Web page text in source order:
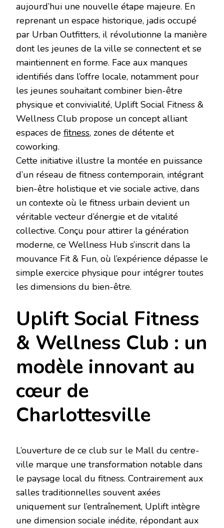
CENTRE-
VILLE
aujourd’hui une nouvelle étape majeure. En
reprenant un espace historique, jadis occupé
par Urban Outfitters, il révolutionne la manière
dont les jeunes de la ville se connectent et se
maintiennent en forme. Face aux manques
identifiés dans l’offre locale, notamment pour
les jeunes souhaitant combiner bien-être
physique et convivialité, Uplift Social Fitness &
Wellness Club propose un concept alliant
espaces de fitness, zones de détente et
coworking.
Cette initiative illustre la montée en puissance
d’un réseau de fitness contemporain, intégrant
bien-être holistique et vie sociale active, dans
un contexte où le fitness urbain devient un
véritable vecteur d’énergie et de vitalité
collective. Conçu pour attirer la génération
moderne, ce Wellness Hub s’inscrit dans la
mouvance Fit & Fun, où l’expérience dépasse le
simple exercice physique pour intégrer toutes
les dimensions du bien-être.
Uplift Social Fitness
& Wellness Club : un
modèle innovant au
cœur de
Charlottesville
L’ouverture de ce club sur le Mall du centre-
ville marque une transformation notable dans
le paysage local du fitness. Contrairement aux
salles traditionnelles souvent axées
uniquement sur l’entraînement, Uplift intègre
une dimension sociale inédite, répondant aux